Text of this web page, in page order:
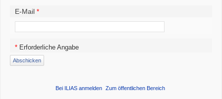
E-Mail *
* Erforderliche Angabe
Bei ILIAS anmelden Zum öffentlichen Bereich